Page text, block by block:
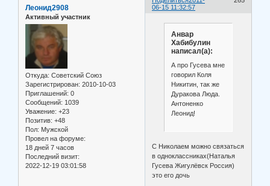
06-15 11:32:57
Леонид2908
Активный участник
Откуда: Советский Союз
Зарегистрирован: 2010-10-03
Приглашений: 0
Сообщений: 1039
Уважение: +23
Позитив: +48
Пол: Мужской
Провел на форуме:
18 дней 7 часов
Последний визит:
2022-12-19 03:01:58
Анвар
Хабибулин
написал(а):
А про Гусева мне
говорил Коля
Никитин, так же
Дуракова Люда.
Антоненко
Леонид!
С Николаем можно связаться
в одноклассниках(Наталья
Гусева Жигулёвск Россия)
это его дочь